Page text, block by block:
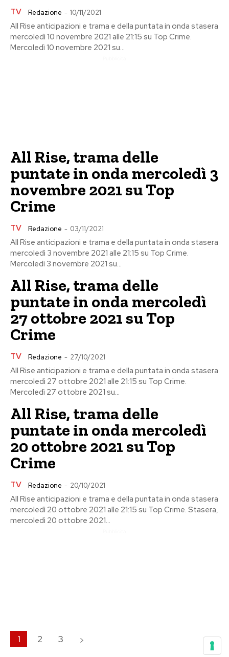
TV Redazione - 10/11/2021
All Rise anticipazioni e trama e della puntata in onda stasera
mercoledì 10 novembre 2021 alle 21:15 su Top Crime.
Mercoledì 10 novembre 2021 su...
All Rise, trama delle
puntate in onda mercoledì 3
novembre 2021 su Top
Crime
TV Redazione - 03/11/2021
All Rise anticipazioni e trama e della puntata in onda stasera
mercoledì 3 novembre 2021 alle 21:15 su Top Crime.
Mercoledì 3 novembre 2021 su...
All Rise, trama delle
puntate in onda mercoledì
27 ottobre 2021 su Top
Crime
TV Redazione - 27/10/2021
All Rise anticipazioni e trama e della puntata in onda stasera
mercoledì 27 ottobre 2021 alle 21:15 su Top Crime.
Mercoledì 27 ottobre 2021 su...
All Rise, trama delle
puntate in onda mercoledì
20 ottobre 2021 su Top
Crime
TV Redazione - 20/10/2021
All Rise anticipazioni e trama e della puntata in onda stasera
mercoledì 20 ottobre 2021 alle 21:15 su Top Crime. Stasera,
mercoledì 20 ottobre 2021...
1 2 3